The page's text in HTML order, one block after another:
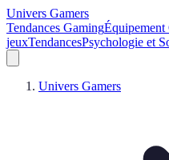
Univers Gamers
Tendances GamingÉquipement
jeuxTendancesPsychologie et
Univers Gamers